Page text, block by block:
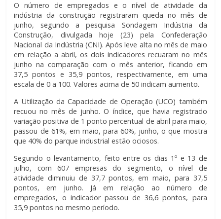
O número de empregados e o nível de atividade da
indústria da construção registraram queda no mês de
junho, segundo a pesquisa Sondagem Indústria da
Construção, divulgada hoje (23) pela Confederação
Nacional da Indústria (CNI). Após leve alta no mês de maio
em relação a abril, os dois indicadores recuaram no mês
junho na comparação com o mês anterior, ficando em
37,5 pontos e 35,9 pontos, respectivamente, em uma
escala de 0 a 100. Valores acima de 50 indicam aumento.
A Utilização da Capacidade de Operação (UCO) também
recuou no mês de junho. O índice, que havia registrado
variação positiva de 1 ponto percentual de abril para maio,
passou de 61%, em maio, para 60%, junho, o que mostra
que 40% do parque industrial estão ociosos.
Segundo o levantamento, feito entre os dias 1º e 13 de
julho, com 607 empresas do segmento, o nível de
atividade diminuiu de 37,7 pontos, em maio, para 37,5
pontos, em junho. Já em relação ao número de
empregados, o indicador passou de 36,6 pontos, para
35,9 pontos no mesmo período.